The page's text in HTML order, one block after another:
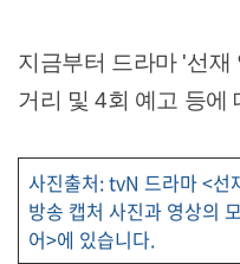
지금부터 드라마 '선재
거리 및 4회 예고 등에
사진출처: tvN 드라마 <선
방송 캡처 사진과 영상의
어>에 있습니다.